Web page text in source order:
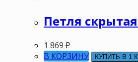
Петля скрытая
1 869 ₽
В КОРЗИНУ
КУПИТЬ В 1